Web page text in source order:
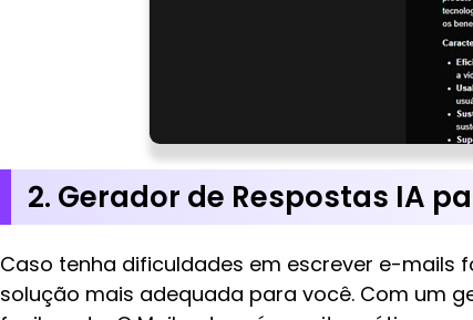
2. Gerador de Respostas IA
Caso tenha dificuldades em escrever e-mails
solução mais adequada para você. Com um